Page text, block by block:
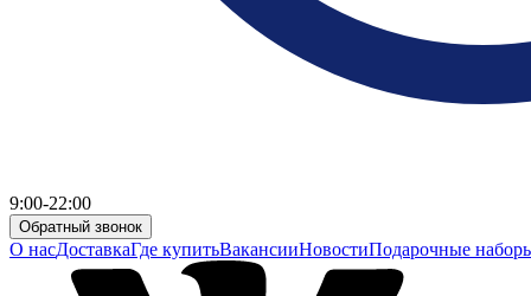
9:00-22:00
Обратный звонок
О насДоставкаГде купитьВакансииНовостиПодарочные